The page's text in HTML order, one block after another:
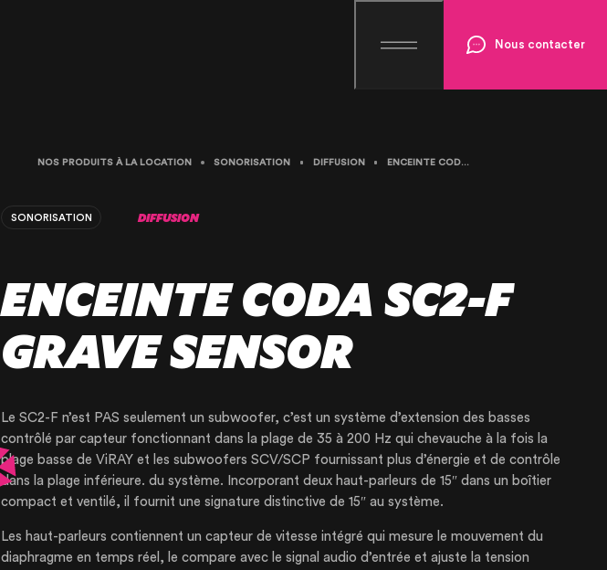
Nous contacter
NOS PRODUITS À LA LOCATION SONORISATION DIFFUSION ENCEINTE CODA SC2-F GRAVE SENSOR
SONORISATION DIFFUSION
ENCEINTE CODA SC2-F
GRAVE SENSOR
Le SC2-F n’est PAS seulement un subwoofer, c’est un système d’extension des basses
contrôlé par capteur fonctionnant dans la plage de 35 à 200 Hz qui chevauche à la fois la
plage basse de ViRAY et les subwoofers SCV/SCP fournissant plus d’énergie et de contrôle
dans la plage inférieure. du système. Incorporant deux haut-parleurs de 15″ dans un boîtier
compact et ventilé, il fournit une signature distinctive de 15″ au système.
Les haut-parleurs contiennent un capteur de vitesse intégré qui mesure le mouvement du
diaphragme en temps réel, le compare avec le signal audio d’entrée et ajuste la tension